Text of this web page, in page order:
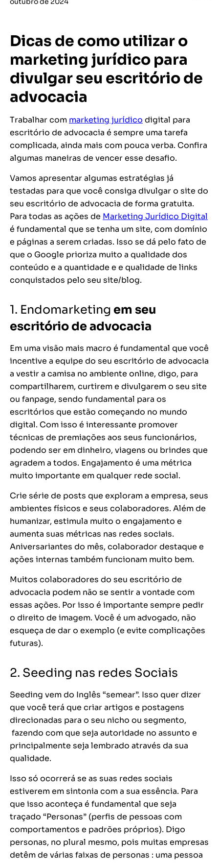
Dicas de como utilizar o
marketing jurídico para
divulgar seu escritório de
advocacia
Trabalhar com marketing jurídico digital para
escritório de advocacia é sempre uma tarefa
complicada, ainda mais com pouca verba. Confira
algumas maneiras de vencer esse desafio.
Vamos apresentar algumas estratégias já
testadas para que você consiga divulgar o site do
seu escritório de advocacia de forma gratuita.
Para todas as ações de Marketing Jurídico Digital
é fundamental que se tenha um site, com domínio
e páginas a serem criadas. Isso se dá pelo fato de
que o Google prioriza muito a qualidade dos
conteúdo e a quantidade e e qualidade de links
conquistados pelo seu site/blog.
1. Endomarketing em seu
escritório de advocacia
Em uma visão mais macro é fundamental que você
incentive a equipe do seu escritório de advocacia
a vestir a camisa no ambiente online, digo, para
compartilharem, curtirem e divulgarem o seu site
ou fanpage, sendo fundamental para os
escritórios que estão começando no mundo
digital. Com isso é interessante promover
técnicas de premiações aos seus funcionários,
podendo ser em dinheiro, viagens ou brindes que
agradem a todos. Engajamento é uma métrica
muito importante em qualquer rede social.
Crie série de posts que exploram a empresa, seus
ambientes físicos e seus colaboradores. Além de
humanizar, estimula muito o engajamento e
aumenta suas métricas nas redes sociais.
Aniversariantes do mês, colaborador destaque e
ações internas também funcionam muito bem.
Muitos colaboradores do seu escritório de
advocacia podem não se sentir a vontade com
essas ações. Por isso é importante sempre pedir
o direito de imagem. Você é um advogado, não
esqueça de dar o exemplo (e evite complicações
futuras).
2. Seeding nas redes Sociais
Seeding vem do Inglês “semear”. Isso quer dizer
que você terá que criar artigos e postagens
direcionadas para o seu nicho ou segmento,
fazendo com que seja autoridade no assunto e
principalmente seja lembrado através da sua
qualidade.
Isso só ocorrerá se as suas redes sociais
estiverem em sintonia com a sua essência. Para
que isso aconteça é fundamental que seja
traçado “Personas” (perfis de pessoas com
comportamentos e padrões próprios). Digo
personas, no plural mesmo, pois muitas empresas
detêm de várias faixas de personas : uma pessoa